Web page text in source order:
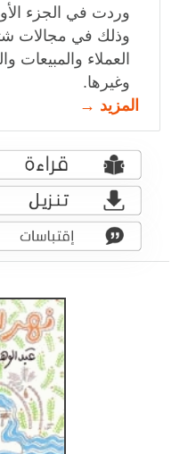
وردت في الجزء
وذلك في مجالات
العملاء والمبيعات
وغيرها.
المزيد →